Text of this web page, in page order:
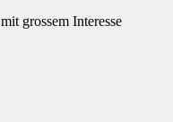
grossem Interesse